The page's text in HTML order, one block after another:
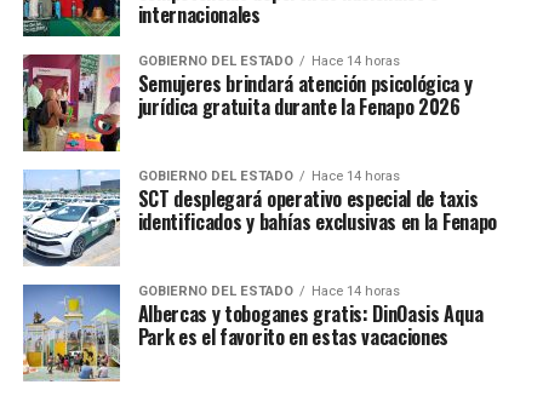
internacionales
GOBIERNO DEL ESTADO Hace 14 horas
Semujeres brindará atención psicológica y
jurídica gratuita durante la Fenapo 2026
GOBIERNO DEL ESTADO Hace 14 horas
SCT desplegará operativo especial de taxis
identificados y bahías exclusivas en la Fenapo
GOBIERNO DEL ESTADO Hace 14 horas
Albercas y toboganes gratis: DinOasis Aqua
Park es el favorito en estas vacaciones